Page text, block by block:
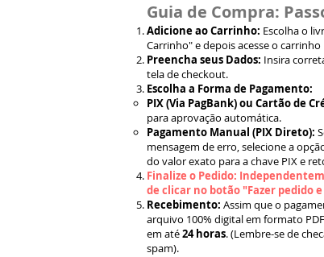
Guia de Compra:
Adicione ao Carrinho: Escolha o
Carrinho" e depois acesse o
Preencha seus Dados: Insira
tela de checkout.
Escolha a Forma de Pagamento:
PIX (Via PagBank) ou Cartão de
para aprovação automática.
Pagamento Manual (PIX Direto):
mensagem de erro, selecione a
do valor exato para a chave PIX e
Finalize o Pedido:
de clicar no botão "Fazer pedido
Recebimento: Assim que o
arquivo 100% digital em formato
em até24 horas. (Lembre-se de
spam).